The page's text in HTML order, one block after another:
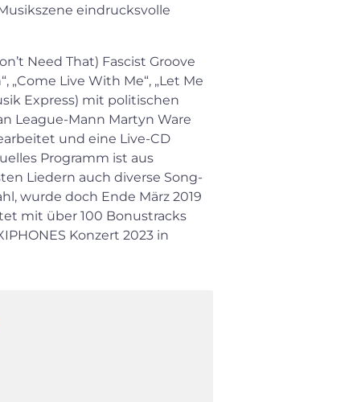
eindrucksvolle
Need That) Fascist Groove
„Come Live With Me“, „Let Me
Express) mit politischen
League-Mann Martyn Ware
und eine Live-CD
Programm ist aus
Liedern auch diverse Song-
wurde doch Ende März 2019
mit über 100 Bonustracks
Konzert 2023 in